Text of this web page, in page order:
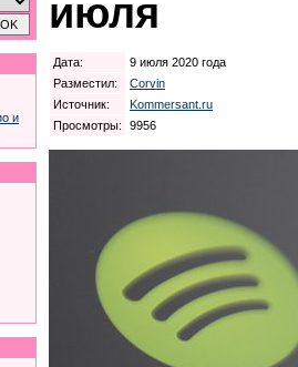
и
июля
Дата:
9 июля 2020 года
Разместил:
Corvin
Источник:
Kommersant.ru
Просмотры:
9956